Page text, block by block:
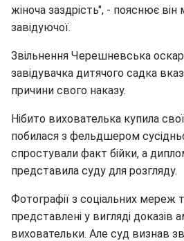
жіноча заздрість", - пояснює він
завідуючої.
Звільнення Черешневська
завідувачка дитячого садка
причини свого наказу.
Нібито вихователька купила
побилася з фельдшером
спростували факт бійки, а
представила суду для розгляду.
Фотографії з соціальних мереж
представлені у вигляді доказів
виховательки. Але суд визнав